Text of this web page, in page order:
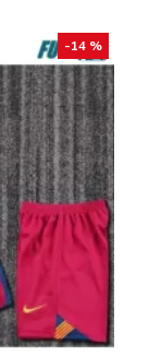
-14 %